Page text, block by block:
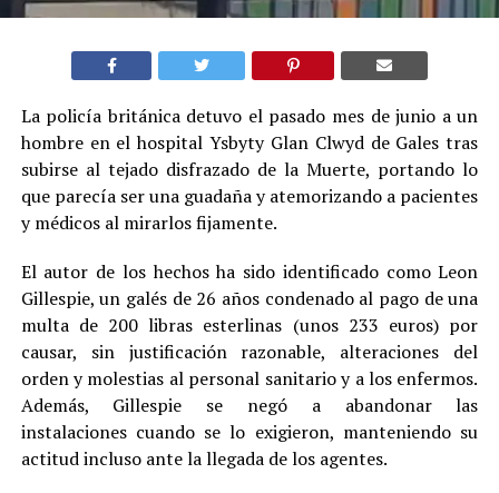
La policía británica detuvo el pasado mes de junio a un
hombre en el hospital Ysbyty Glan Clwyd de Gales tras
subirse al tejado disfrazado de la Muerte, portando lo
que parecía ser una guadaña y atemorizando a pacientes
y médicos al mirarlos fijamente.
El autor de los hechos ha sido identificado como Leon
Gillespie, un galés de 26 años condenado al pago de una
multa de 200 libras esterlinas (unos 233 euros) por
causar, sin justificación razonable, alteraciones del
orden y molestias al personal sanitario y a los enfermos.
Además, Gillespie se negó a abandonar las
instalaciones cuando se lo exigieron, manteniendo su
actitud incluso ante la llegada de los agentes.